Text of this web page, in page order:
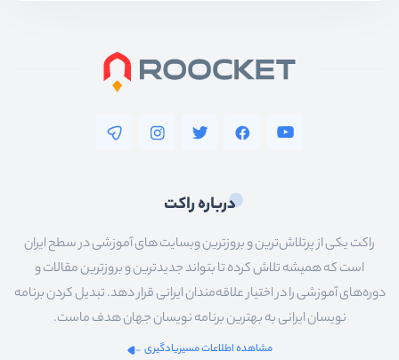
درباره راکت
راکت یکی از پرتلاش‌ترین و بروزترین وبسایت های آموزشی در سطح ایران
است که همیشه تلاش کرده تا بتواند جدیدترین و بروزترین مقالات و
دوره‌های آموزشی را در اختیار علاقه‌مندان ایرانی قرار دهد. تبدیل کردن برنامه
نویسان ایرانی به بهترین برنامه نویسان جهان هدف ماست.
مشاهده اطلاعات مسیریادگیری